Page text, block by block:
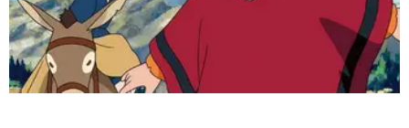
Es viral
El tiempo
Cartón Lleno
Fúnebres